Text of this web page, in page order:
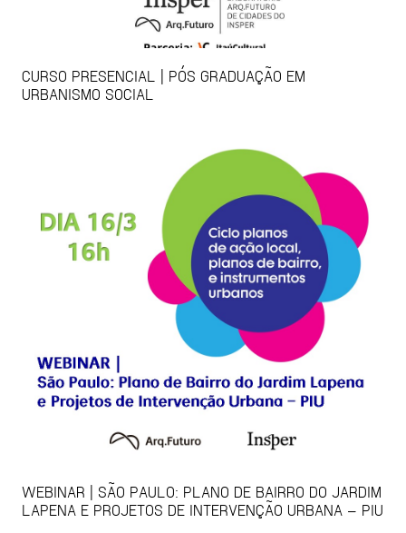
CURSO PRESENCIAL | PÓS GRADUAÇÃO EM
URBANISMO SOCIAL
WEBINAR | SÃO PAULO: PLANO DE BAIRRO DO JARDIM
LAPENA E PROJETOS DE INTERVENÇÃO URBANA – PIU